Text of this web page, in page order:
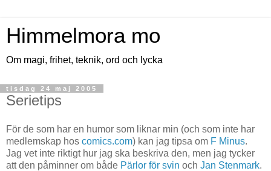
Himmelmora mo
Om magi, frihet, teknik, ord och lycka
tisdag 24 maj 2005
Serietips
För de som har en humor som liknar min (och som inte har
medlemskap hos comics.com) kan jag tipsa om F Minus.
Jag vet inte riktigt hur jag ska beskriva den, men jag tycker
att den påminner om både Pärlor för svin och Jan Stenmark.